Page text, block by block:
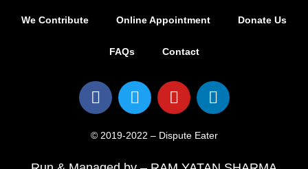
We Contribute Online Appointment Donate Us
FAQs Contact
© 2019-2022 – Dispute Eater